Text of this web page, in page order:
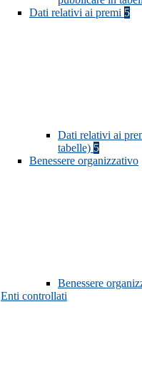
Dati relativi ai premi 5
Dati relativi ai
tabelle) 5
Benessere organizzativo
Benessere
Enti controllati